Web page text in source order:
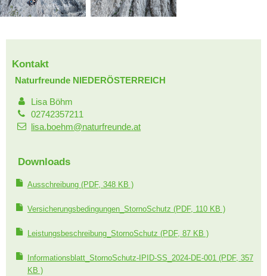
Kontakt
Naturfreunde NIEDERÖSTERREICH
Lisa Böhm
02742357211
lisa.boehm@naturfreunde.at
Downloads
Ausschreibung (PDF, 348 KB )
Versicherungsbedingungen_StornoSchutz (PDF, 110 KB )
Leistungsbeschreibung_StornoSchutz (PDF, 87 KB )
Informationsblatt_StornoSchutz-IPID-SS_2024-DE-001 (PDF, 357
KB )